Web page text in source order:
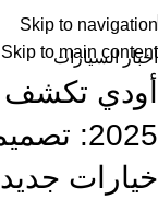
Skip to navigation
Skip to main content
أخبار السيارات
2025:
خيارات